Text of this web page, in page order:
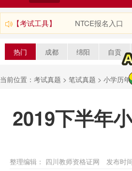
【考试工具】 NTCE报名入口
热门 成都 绵阳 自贡
当前位置： 考试真题 > 笔试真题 > 小学历
2019下半年
整理编辑： 四川教师资格证网 发布时